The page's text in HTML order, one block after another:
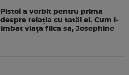
Pistol a vorbit pentru prima
relația cu tatăl ei. Cum i-
viața fiica sa, Josephine